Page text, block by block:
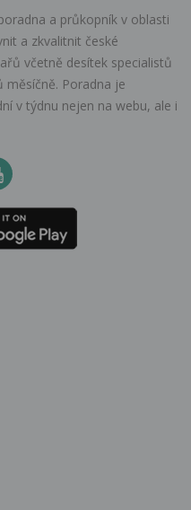
a průkopník v oblasti
a zkvalitnit české
včetně desítek specialistů
měsíčně. Poradna je
v týdnu nejen na webu, ale i